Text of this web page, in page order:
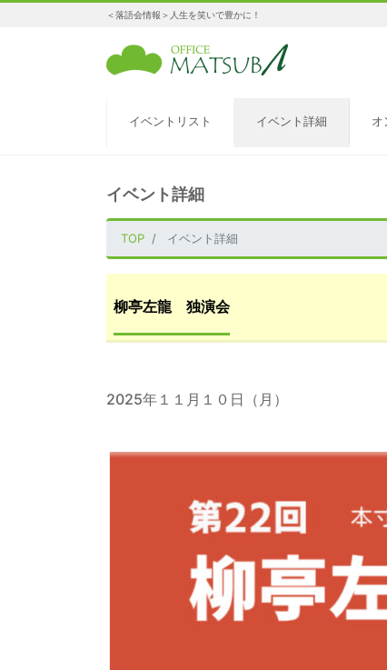
＜落語会情報＞人生を笑いで豊かに！
イベントリスト イベント詳細 オ
イベント詳細
TOP イベント詳細
柳亭左龍 独演会
2025年１１月１０日（月）